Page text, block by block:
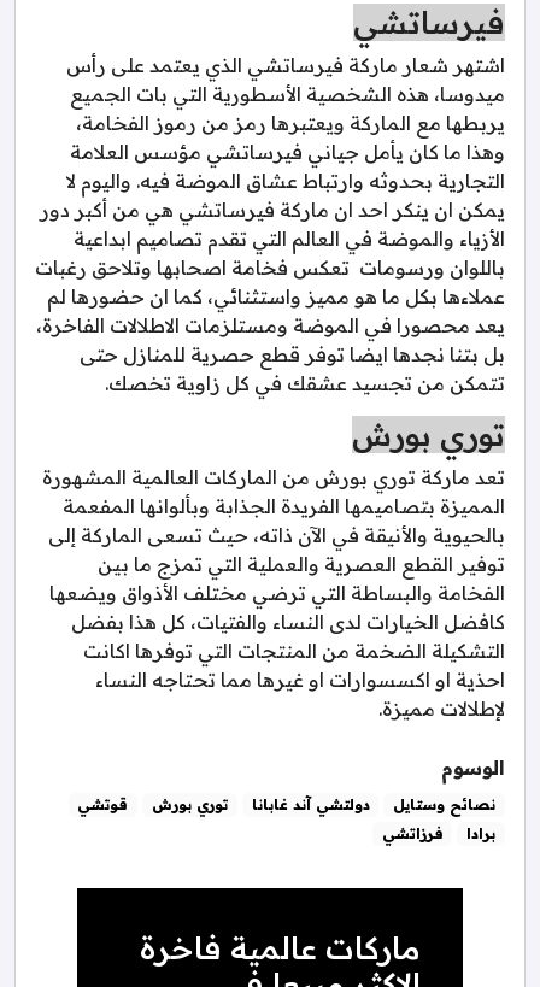
فيرساتشي
اشتهر شعار ماركة فيرساتشي الذي يعتمد على رأس
ميدوسا، هذه الشخصية الأسطورية التي بات الجميع
يربطها مع الماركة ويعتبرها رمز من رموز الفخامة،
وهذا ما كان يأمل جياني فيرساتشي مؤسس العلامة
التجارية بحدوثه وارتباط عشاق الموضة فيه. واليوم لا
يمكن ان ينكر احد ان ماركة فيرساتشي هي من أكبر دور
الأزياء والموضة في العالم التي تقدم تصاميم ابداعية
باللوان ورسومات تعكس فخامة اصحابها وتلاحق رغبات
عملاءها بكل ما هو مميز واستثنائي، كما ان حضورها لم
يعد محصورا في الموضة ومستلزمات الاطلالات الفاخرة،
بل بتنا نجدها ايضا توفر قطع حصرية للمنازل حتى
تتمكن من تجسيد عشقك في كل زاوية تخصك.
توري بورش
تعد ماركة توري بورش من الماركات العالمية المشهورة
المميزة بتصاميمها الفريدة الجذابة وبألوانها المفعمة
بالحيوية والأنيقة في الآن ذاته، حيث تسعى الماركة إلى
توفير القطع العصرية والعملية التي تمزج ما بين
الفخامة والبساطة التي ترضي مختلف الأذواق ويضعها
كافضل الخيارات لدى النساء والفتيات، كل هذا بفضل
التشكيلة الضخمة من المنتجات التي توفرها اكانت
احذية او اكسسوارات او غيرها مما تحتاجه النساء
لإطلالات مميزة.
الوسوم
نصائح وستايل دولتشي آند غابانا توري بورش
قوتشي
برادا
فرزاتشي
ماركات عالمية فاخرة